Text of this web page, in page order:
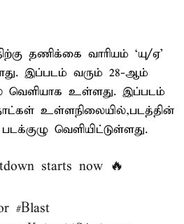
தணிக்கை வாரியம் ‘யு/ஏ’
இப்படம் வரும் 28-ஆம்
வெளியாக உள்ளது. இப்படம்
உள்ளநிலையில்,படத்தின்
வெளியிட்டுள்ளது.
starts now 🔥
#Blast